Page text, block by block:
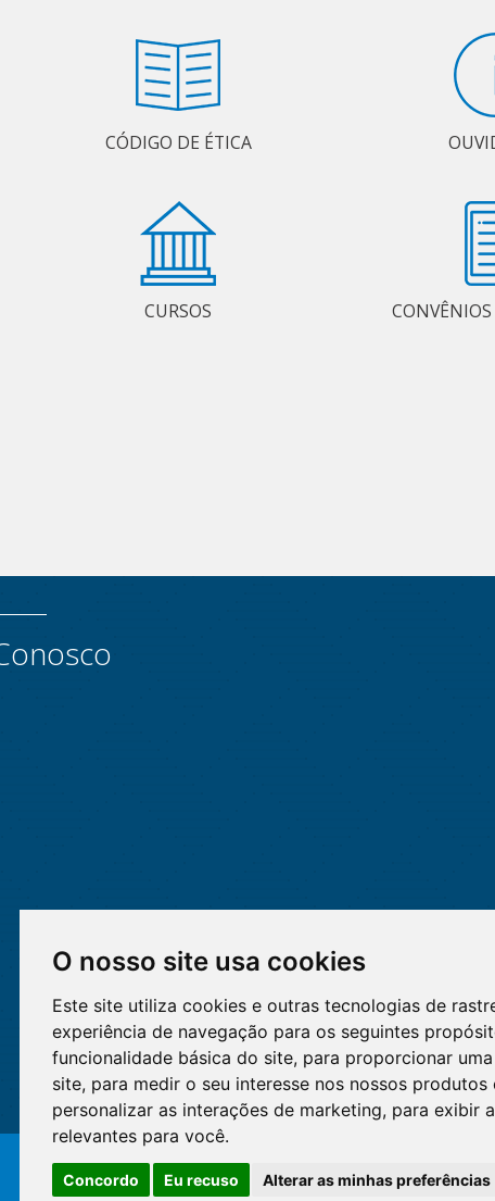
O nosso site usa cookies
Este site utiliza cookies e outras tecnologias de
experiência de navegação para os seguintes
funcionalidade básica do site, para proporcionar
site, para medir o seu interesse nos nossos produtos
personalizar as interações de marketing, para exibir
relevantes para você.
Concordo Eu recuso Alterar as minhas preferências
CÓDIGO DE ÉTICA
CURSOS CONVÊNIOS